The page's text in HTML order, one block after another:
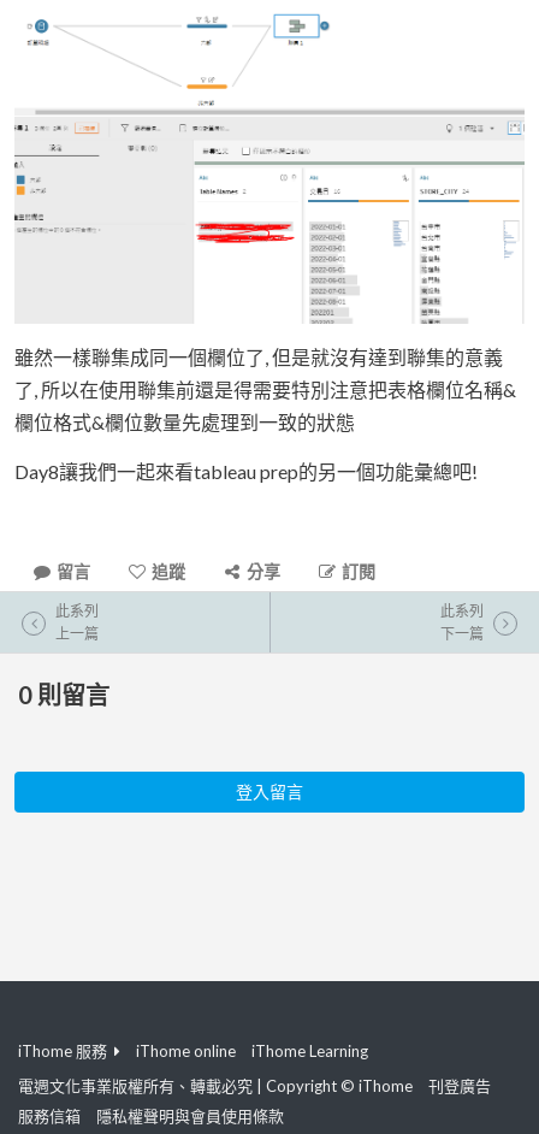
雖然一樣聯集成同一個欄位了, 但是就沒有達到聯集的意義
了, 所以在使用聯集前還是得需要特別注意把表格欄位名稱&
欄位格式&欄位數量先處理到一致的狀態
Day8讓我們一起來看tableau prep的另一個功能彙總吧!
留言 追蹤 分享 訂閱
此系列
上一篇
此系列
下一篇
0 則留言
登入留言
iThome 服務 iThome online
iThome Learning
電週文化事業版權所有、轉載必究 | Copyright © iThome
刊登廣告
服務信箱
隱私權聲明與會員使用條款